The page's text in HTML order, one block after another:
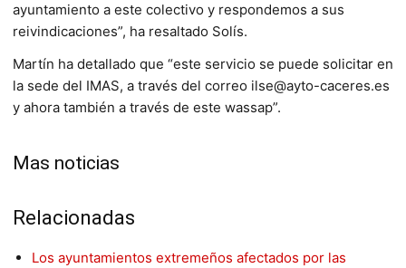
ayuntamiento a este colectivo y respondemos a sus
reivindicaciones”, ha resaltado Solís.
Martín ha detallado que “este servicio se puede solicitar en
la sede del IMAS, a través del correo ilse@ayto-caceres.es
y ahora también a través de este wassap”.
Mas noticias
Relacionadas
Los ayuntamientos extremeños afectados por las